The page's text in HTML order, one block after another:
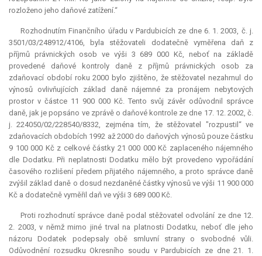
rozloženo jeho daňové zatížení.“
Rozhodnutím Finančního úřadu v Pardubicích ze dne 6. 1. 2003, č. j.
3501/03/248912/4106, byla stěžovateli dodatečně vyměřena daň z
příjmů právnických osob ve výši 3 689 000 Kč, neboť na základě
provedené daňové kontroly daně z příjmů právnických osob za
zdaňovací období roku 2000 bylo zjištěno, že stěžovatel nezahrnul do
výnosů ovlivňujících základ daně nájemné za pronájem nebytových
prostor v částce 11 900 000 Kč. Tento svůj závěr odůvodnil správce
daně, jak je popsáno ve zprávě o daňové kontrole ze dne 17. 12. 2002, č.
j. 224050/02/228540/8332, zejména tím, že stěžovatel "rozpustil“ ve
zdaňovacích obdobích 1992 až 2000 do daňových výnosů pouze částku
9 100 000 Kč z celkové částky 21 000 000 Kč zaplaceného nájemného
dle Dodatku. Při neplatnosti Dodatku mělo být provedeno vypořádání
časového rozlišení předem přijatého nájemného, a proto správce daně
zvýšil základ daně o dosud nezdaněné částky výnosů ve výši 11 900 000
Kč a dodatečně vyměřil daň ve výši 3 689 000 Kč.
Proti rozhodnutí správce daně podal stěžovatel odvolání ze dne 12.
2. 2003, v němž mimo jiné trval na platnosti Dodatku, neboť dle jeho
názoru Dodatek podepsaly obě smluvní strany o svobodné vůli.
Odůvodnění rozsudku Okresního soudu v Pardubicích ze dne 21. 1.